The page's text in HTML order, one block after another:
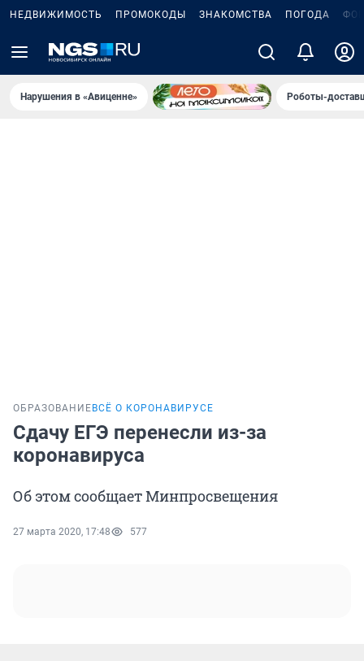
НЕДВИЖИМОСТЬ ПРОМОКОДЫ ЗНАКОМСТВА ПОГОДА
Нарушения в «Авиценне» Роботы-
ОБРАЗОВАНИЕ ВСЁ О КОРОНАВИРУСЕ
Сдачу ЕГЭ перенесли из-за
коронавируса
Об этом сообщает Минпросвещения
27 марта 2020, 17:48 577